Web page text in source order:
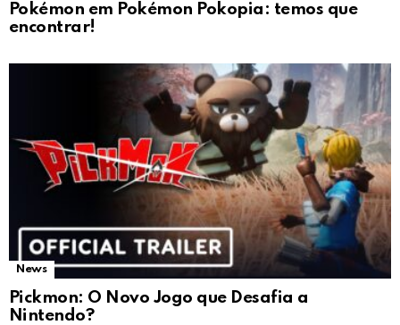
Pokémon em Pokémon Pokopia: temos que
encontrar!
News
Pickmon: O Novo Jogo que Desafia a
Nintendo?